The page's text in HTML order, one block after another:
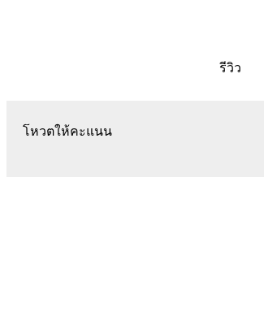
รีวิว
โหวตให้คะแนน